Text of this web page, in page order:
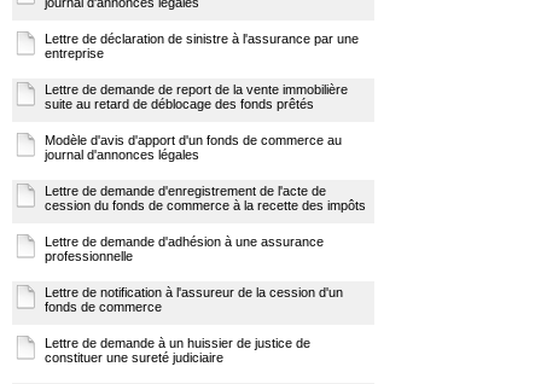
Lettre de déclaration de sinistre à l'assurance par une
entreprise
Lettre de demande de report de la vente immobilière
suite au retard de déblocage des fonds prêtés
Modèle d'avis d'apport d'un fonds de commerce au
journal d'annonces légales
Lettre de demande d'enregistrement de l'acte de
cession du fonds de commerce à la recette des impôts
Lettre de demande d'adhésion à une assurance
professionnelle
Lettre de notification à l'assureur de la cession d'un
fonds de commerce
Lettre de demande à un huissier de justice de
constituer une sureté judiciaire